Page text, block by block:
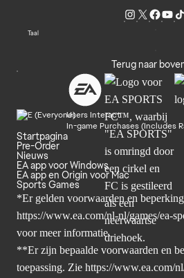
Taal
Terug naar
Users Interact
In-game Purchases (Includes
Startpagina
Pre-Order
Nieuws
EA app voor Windows
EA app en Origin voor Mac
Sports Games
*Er gelden voorwaarden en
https://www.ea.com/nl-nl/games/ea-
voor meer informatie.
**Er zijn bepaalde voorwaarden en
toepassing. Zie https://www.ea.com/